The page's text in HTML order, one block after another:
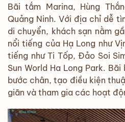
Bãi tắm Marina, Hùng
Quảng Ninh. Với địa chỉ dễ
di chuyển, khách sạn nằm
nổi tiếng của Hạ Long như
tiếng như Ti Tốp, Đảo Soi
Sun World Ha Long Park.
bước chân, tạo điều kiện
giãn và tham gia các hoạt